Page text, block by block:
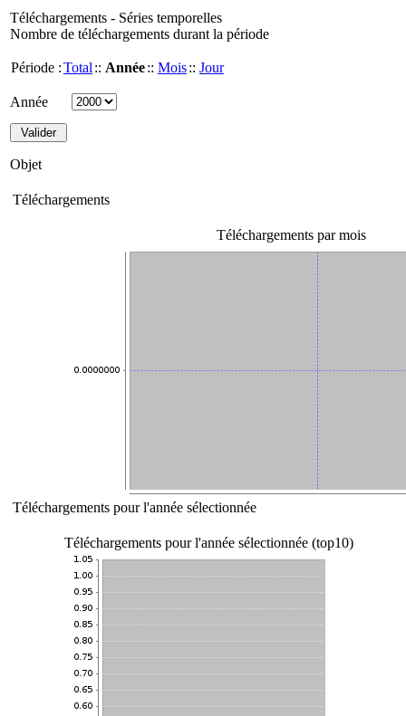
Téléchargements - Séries temporelles
Nombre de téléchargements durant la période
Période :Total :: Année:: Mois:: Jour
Année
Objet
Téléchargements
Téléchargements par mois
Téléchargements pour l'année sélectionnée
Téléchargements pour l'année sélectionnée (top10)